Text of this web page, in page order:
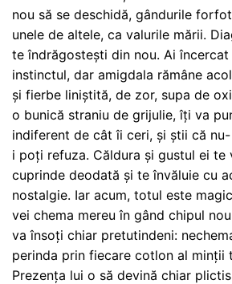
nou să se deschidă, gândurile
unele de altele, ca valurile mării.
te îndrăgostești din nou. Ai
instinctul, dar amigdala rămâne
și fierbe liniștită, de zor, supa de
o bunică straniu de grijulie, îți va
indiferent de cât îi ceri, și știi că nu-
i poți refuza. Căldura și gustul ei te
cuprinde deodată și te învăluie cu
nostalgie. Iar acum, totul este
vei chema mereu în gând chipul
va însoți chiar pretutindeni:
perinda prin fiecare cotlon al minții
Prezența lui o să devină chiar